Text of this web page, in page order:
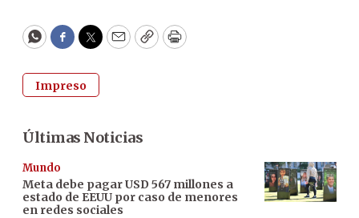
WhatsApp
Facebook
Twitter
EmailCopyPrint
Impreso
Últimas Noticias
Mundo
Meta debe pagar USD 567 millones a
estado de EEUU por caso de menores
en redes sociales